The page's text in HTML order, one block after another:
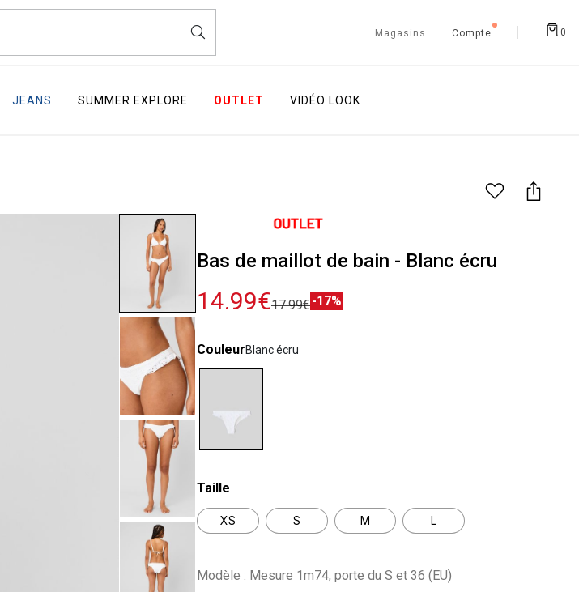
Magasins Compte 0
JEANS SUMMER EXPLORE OUTLET VIDÉO LOOK
Bas de maillot de bain - Blanc écru
14.99€17.99€-17%
CouleurBlanc écru
Taille
XS S M L
Modèle : Mesure 1m74, porte du S et 36 (EU)